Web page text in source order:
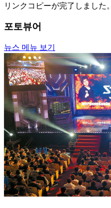
リンクコピーが完了しました。
포토뷰어
뉴스 메뉴 보기